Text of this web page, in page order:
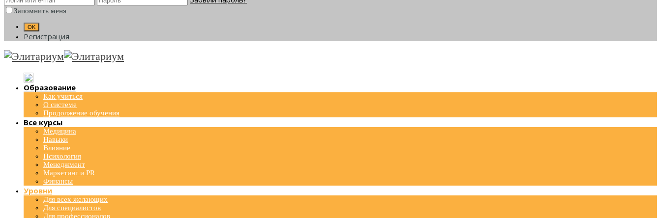
Запомнить меня
Регистрация
Образование
Как учиться
О системе
Продолжение обучения
Все курсы
Медицина
Навыки
Влияние
Психология
Менеджмент
Маркетинг и PR
Финансы
Уровни
Для всех желающих
Для специалистов
Для профессионалов